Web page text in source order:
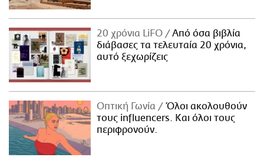
20 χρόνια LiFO
Από όσα βιβλία
διάβασες τα τελευταία 20 χρόνια,
αυτό ξεχωρίζεις
Οπτική Γωνία
Όλοι ακολουθούν
τους influencers. Και όλοι τους
περιφρονούν.